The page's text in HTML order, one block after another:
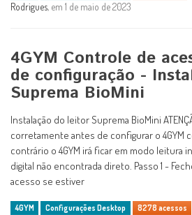
Rodrigues, em 1 de maio de 2023
4GYM Controle de
de configuração -
Suprema BioMini
Instalação do leitor Suprema BioMini
corretamente antes de configurar o 4GYM
contrário o 4GYM irá ficar em modo leitura
digital não encontrada direto. Passo 1 -
acesso se estiver
4GYM Configurações Desktop 8278 acessos